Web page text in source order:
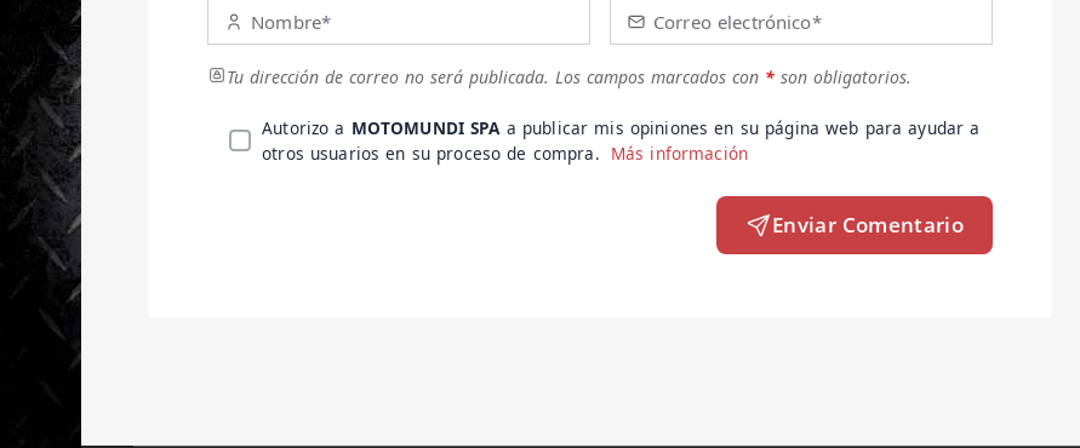
Nombre* Correo electrónico*
Tu dirección de correo no será publicada. Los campos marcados con * son obligatorios.
Autorizo a MOTOMUNDI SPAa publicar mis opiniones en su página web para ayudar a
otros usuarios en su proceso de compra. Más información
Enviar Comentario